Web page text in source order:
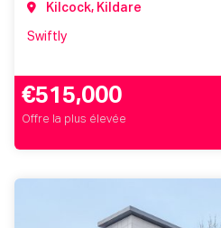
Kilcock, Kildare
Swiftly
€515,000
Offre la plus élevée